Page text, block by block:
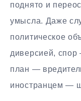
поднято и
умысла. Даже
политическое
диверсией,
план —
иностранцем —